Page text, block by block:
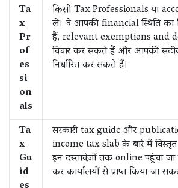
Ta
x
Pr
of
es
si
on
als
किसी Tax Professionals या
लें। वे आपकी financial स्थिति
हैं, relevant exemptions and
विचार कर सकते हैं और आपकी
निर्धारित कर सकते हैं।
Ta
x
Gu
id
सरकारी tax guide और
income tax slab के बारे में विस्तृत
इन दस्तावेज़ों तक online पहुंचा जा
कर कार्यालयों से प्राप्त किया जा